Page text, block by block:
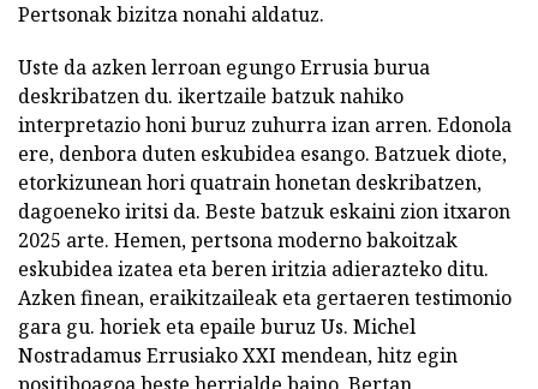
Pertsonak bizitza nonahi aldatuz.
Uste da azken lerroan egungo Errusia burua
deskribatzen du. ikertzaile batzuk nahiko
interpretazio honi buruz zuhurra izan arren. Edonola
ere, denbora duten eskubidea esango. Batzuek diote,
etorkizunean hori quatrain honetan deskribatzen,
dagoeneko iritsi da. Beste batzuk eskaini zion itxaron
2025 arte. Hemen, pertsona moderno bakoitzak
eskubidea izatea eta beren iritzia adierazteko ditu.
Azken finean, eraikitzaileak eta gertaeren testimonio
gara gu. horiek eta epaile buruz Us. Michel
Nostradamus Errusiako XXI mendean, hitz egin